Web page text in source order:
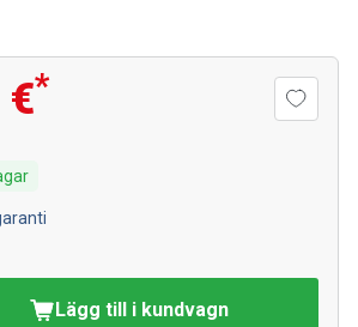
*
Lägg till i kundvagn